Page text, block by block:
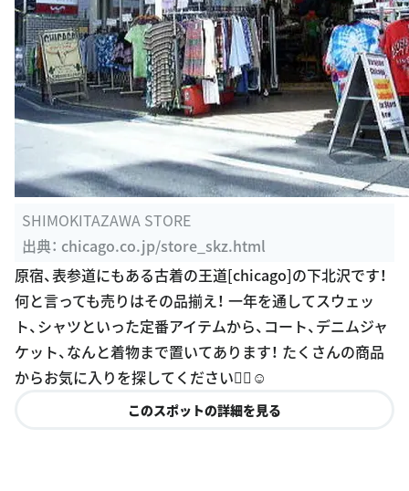
SHIMOKITAZAWA STORE
出典： chicago.co.jp/store_skz.html
原宿、表参道にもある古着の王道[chicago]の下北沢です！
何と言っても売りはその品揃え！ 一年を通してスウェッ
ト、シャツといった定番アイテムから、コート、デニムジャ
ケット、なんと着物まで置いてあります！ たくさんの商品
からお気に入りを探してください👍🏻☺️
このスポットの詳細を見る